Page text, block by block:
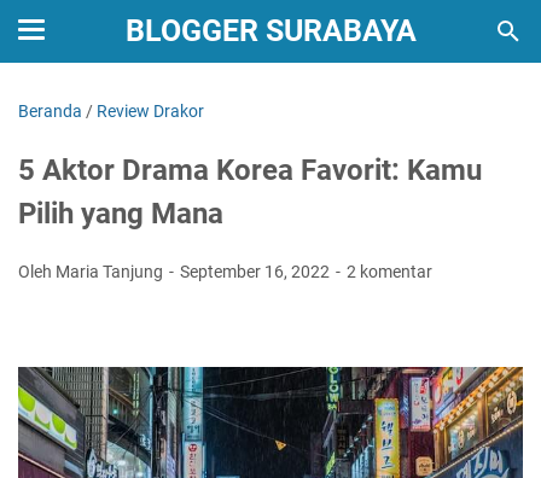
BLOGGER SURABAYA
Beranda / Review Drakor
5 Aktor Drama Korea Favorit: Kamu
Pilih yang Mana
Oleh Maria Tanjung September 16, 2022 2 komentar